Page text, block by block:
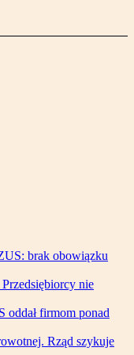
brak obowiązku
nie
oddał firmom ponad
Rząd szykuje